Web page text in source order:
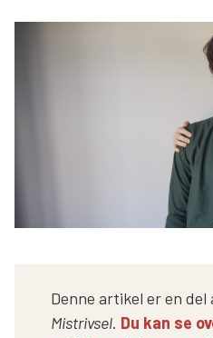
Denne artikel er en
Mistrivsel. Du kan se